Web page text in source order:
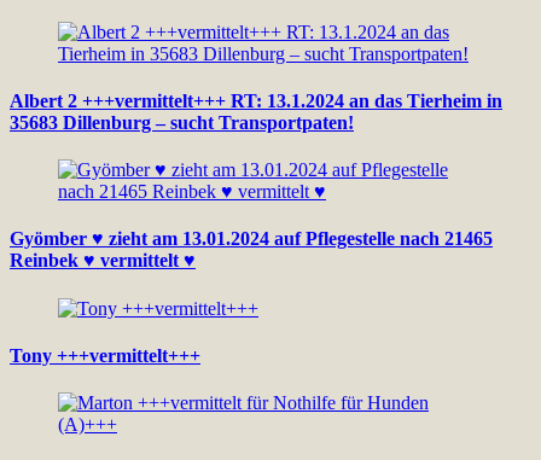
Albert 2 +++vermittelt+++ RT: 13.1.2024 an das Tierheim in
35683 Dillenburg – sucht Transportpaten!
Gyömber ♥ zieht am 13.01.2024 auf Pflegestelle nach 21465
Reinbek ♥ vermittelt ♥
Tony +++vermittelt+++